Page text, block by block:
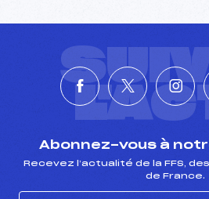
Abonnez-vous à
Recevez l’actualité de la FFS,
de France.